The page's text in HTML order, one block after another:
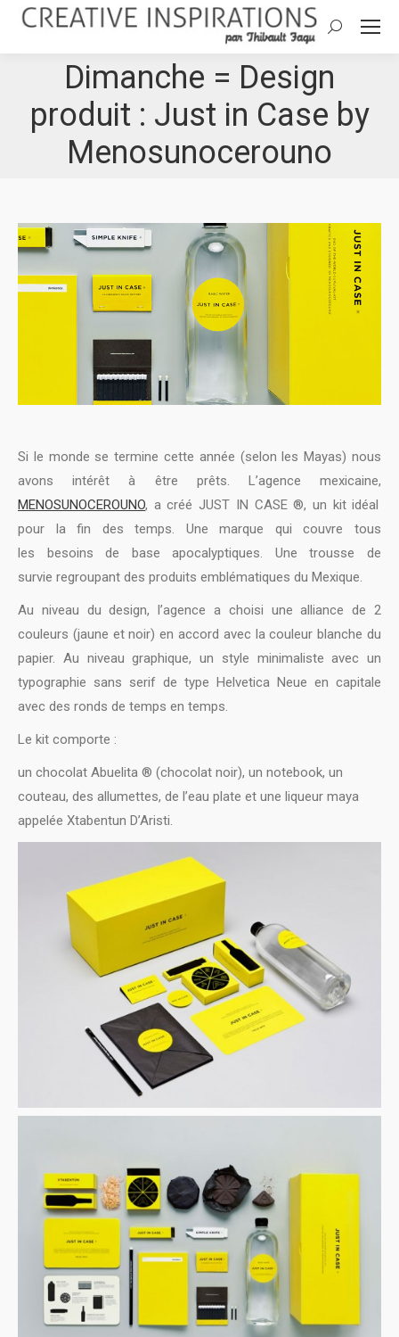
Search:
Dimanche = Design
produit : Just in Case by
Menosunocerouno
Si le monde se termine cette année (selon les Mayas) nous
avons intérêt à être prêts. L’agence mexicaine,
MENOSUNOCEROUNO, a créé JUST IN CASE ®, un kit idéal
pour la fin des temps. Une marque qui couvre tous
les besoins de base apocalyptiques. Une trousse de
survie regroupant des produits emblématiques du Mexique.
Au niveau du design, l’agence a choisi une alliance de 2
couleurs (jaune et noir) en accord avec la couleur blanche du
papier. Au niveau graphique, un style minimaliste avec un
typographie sans serif de type Helvetica Neue en capitale
avec des ronds de temps en temps.
Le kit comporte :
un chocolat Abuelita ® (chocolat noir), un notebook, un
couteau, des allumettes, de l’eau plate et une liqueur maya
appelée Xtabentun D’Aristi.